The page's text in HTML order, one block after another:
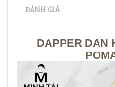
ĐÁNH GIÁ
DAPPER DAN